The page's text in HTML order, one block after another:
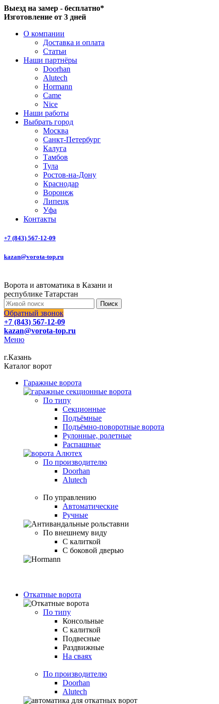
Выезд на замер - бесплатно*
Изготовление от 3 дней
О компании
Доставка и оплата
Статьи
Наши партнёры
Doorhan
Alutech
Hormann
Came
Nice
Наши работы
Выбрать город
Москва
Санкт-Петербург
Калуга
Тамбов
Тула
Ростов-на-Дону
Краснодар
Воронеж
Липецк
Уфа
Контакты
+7 (843) 567-12-09
kazan@vorota-top.ru
Ворота и автоматика в Казани и
республике Татарстан
Поиск
Обратный звонок
+7 (843) 567-12-09
kazan@vorota-top.ru
Меню
г.Казань
Каталог ворот
Гаражные ворота
По типу
Секционные
Подъёмные
Подъёмно-поворотные ворота
Рулонные, ролетные
Распашные
По производителю
Doorhan
Alutech
По управлению
Автоматические
Ручные
По внешнему виду
С калиткой
С боковой дверью
Откатные ворота
По типу
Консольные
С калиткой
Подвесные
Раздвижные
На сваях
По производителю
Doorhan
Alutech